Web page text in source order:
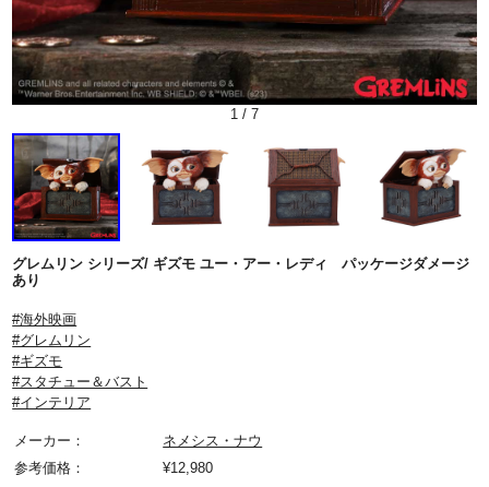
1 / 7
グレムリン シリーズ/ ギズモ ユー・アー・レディ パッケージダメージ
あり
#海外映画
#グレムリン
#ギズモ
#スタチュー＆バスト
#インテリア
メーカー：
ネメシス・ナウ
参考価格：
¥12,980